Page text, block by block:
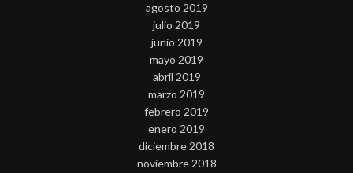
agosto 2019
julio 2019
junio 2019
mayo 2019
abril 2019
marzo 2019
febrero 2019
enero 2019
diciembre 2018
noviembre 2018